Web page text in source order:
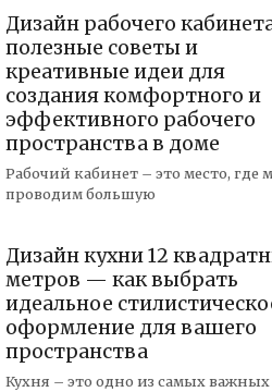
Дизайн рабочего
полезные советы и
креативные идеи для
создания комфортного и
эффективного рабочего
пространства в доме
Рабочий кабинет – это место, где
проводим большую
Дизайн кухни 12
метров — как выбрать
идеальное
оформление для вашего
пространства
Кухня – это одно из самых важных